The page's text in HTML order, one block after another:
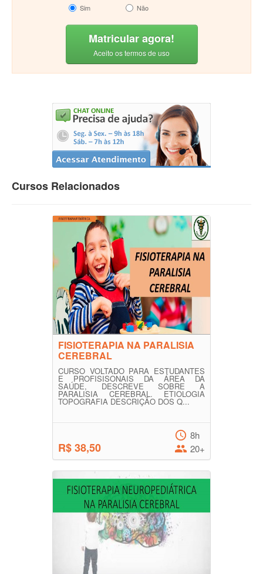
Sim Não
Matricular agora!
Aceito os termos de uso
Cursos Relacionados
FISIOTERAPIA NA PARALISIA
CEREBRAL
CURSO VOLTADO PARA ESTUDANTES
E PROFISISONAIS DA ÁREA DA
SAÚDE, DESCREVE SOBRE A
PARALISIA CEREBRAL. ETIOLOGIA
TOPOGRAFIA DESCRIÇÃO DOS Q...
R$ 38,50
8h
20+